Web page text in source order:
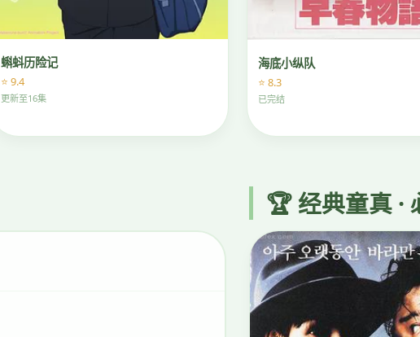
蝌蚪历险记
⭐ 9.4
更新至16集
海底小纵队
⭐ 8.3
已完结
🏆 经典童真 ·